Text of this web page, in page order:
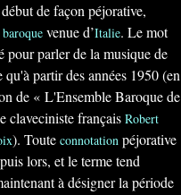
de façon péjorative,
venue d’Italie. Le mot
pour parler de la musique de
qu'à partir des années 1950 (en
de « L'Ensemble Baroque de
claveciniste français Robert
). Toute connotation péjorative
lors, et le terme tend
à désigner la période